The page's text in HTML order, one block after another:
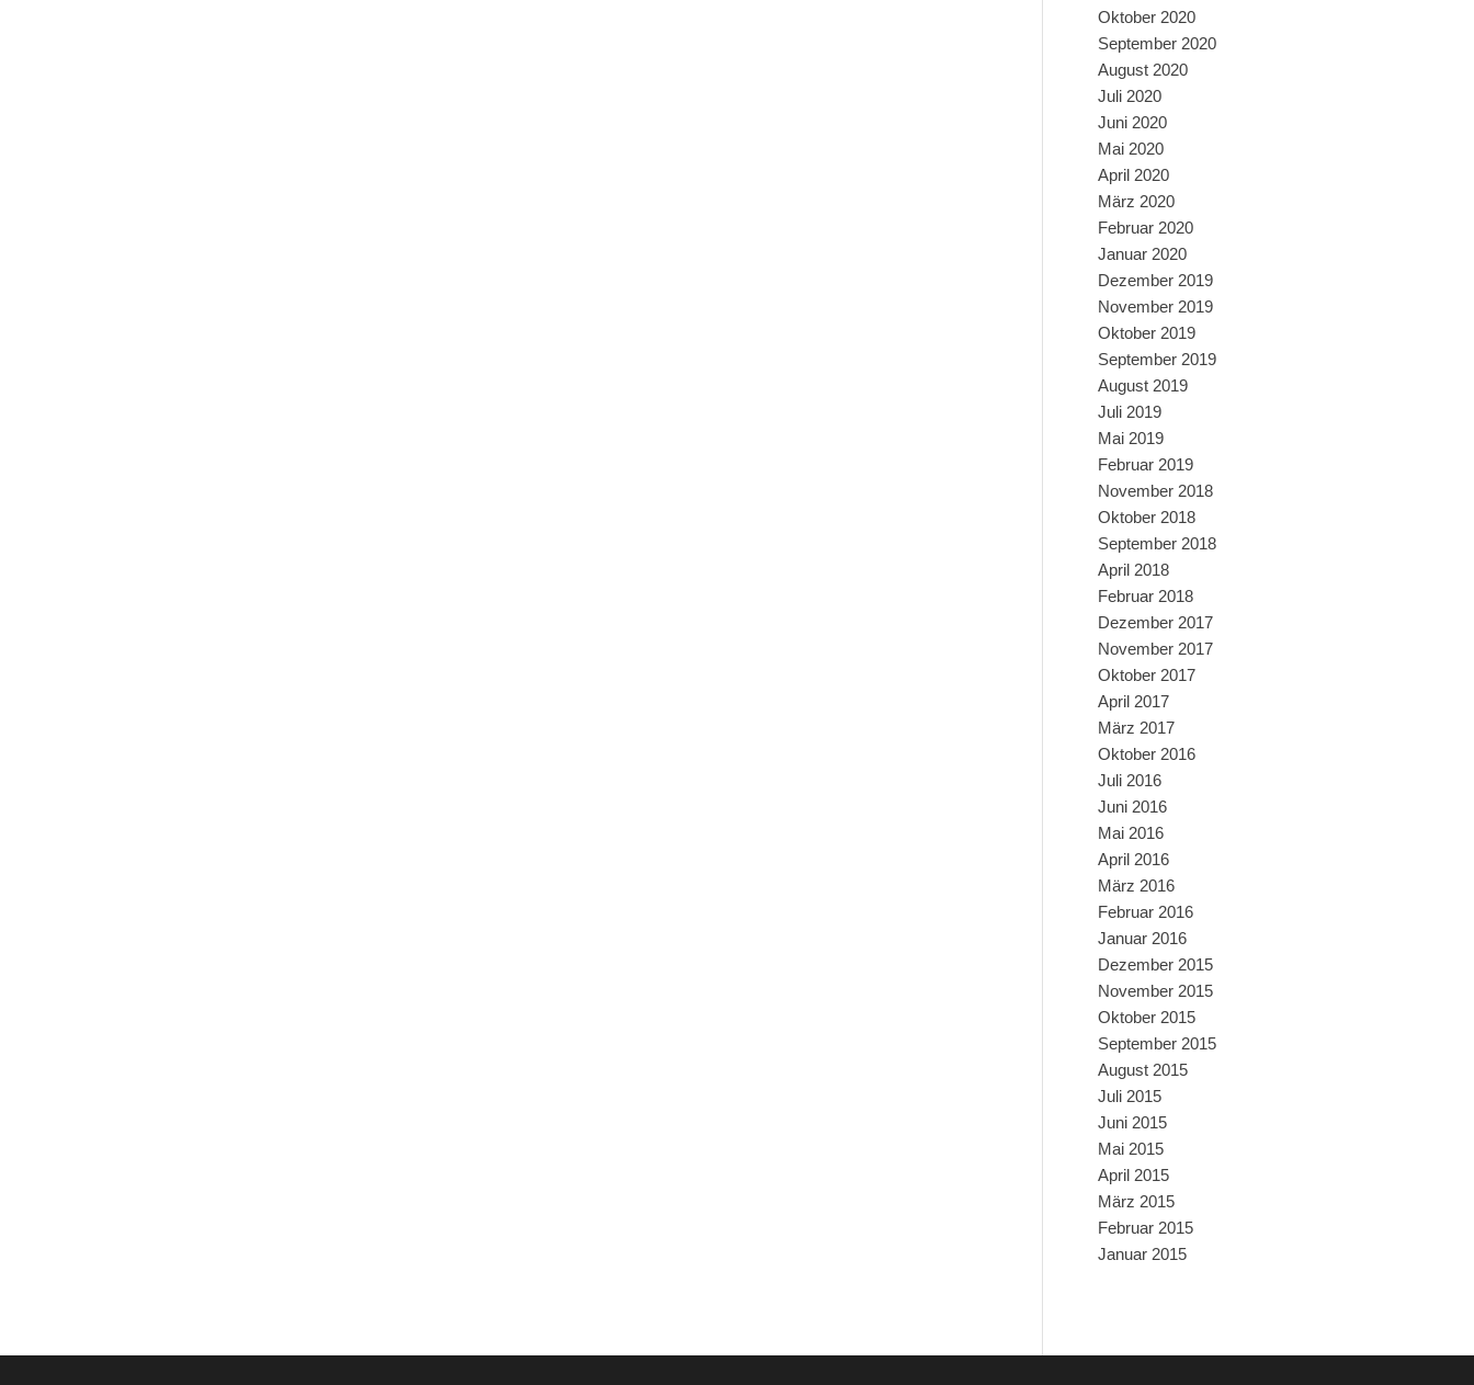
Oktober 2020
September 2020
August 2020
Juli 2020
Juni 2020
Mai 2020
April 2020
März 2020
Februar 2020
Januar 2020
Dezember 2019
November 2019
Oktober 2019
September 2019
August 2019
Juli 2019
Mai 2019
Februar 2019
November 2018
Oktober 2018
September 2018
April 2018
Februar 2018
Dezember 2017
November 2017
Oktober 2017
April 2017
März 2017
Oktober 2016
Juli 2016
Juni 2016
Mai 2016
April 2016
März 2016
Februar 2016
Januar 2016
Dezember 2015
November 2015
Oktober 2015
September 2015
August 2015
Juli 2015
Juni 2015
Mai 2015
April 2015
März 2015
Februar 2015
Januar 2015